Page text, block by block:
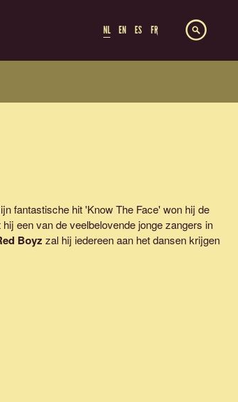
NL EN ES FR
fantastische hit 'Know The Face' won hij de
een van de veelbelovende jonge zangers in
Boyz zal hij iedereen aan het dansen krijgen